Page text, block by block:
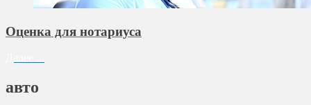
Оценка для нотариуса
авто